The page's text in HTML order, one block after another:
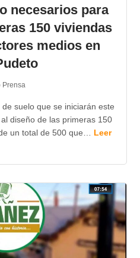
necesarios para
150 viviendas
medios en
Prensa
suelo que se iniciarán este
diseño de las primeras 150
un total de 500 que… Leer